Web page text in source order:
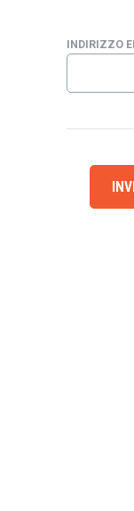
INDIRIZZO